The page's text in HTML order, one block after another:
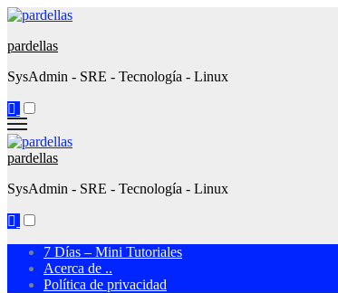
Ir
contenido
pardellas
SysAdmin - SRE - Tecnología - Linux
pardellas
SysAdmin - SRE - Tecnología - Linux
7 Días – Mini Tutoriales
Acerca de ..
Política de privacidad